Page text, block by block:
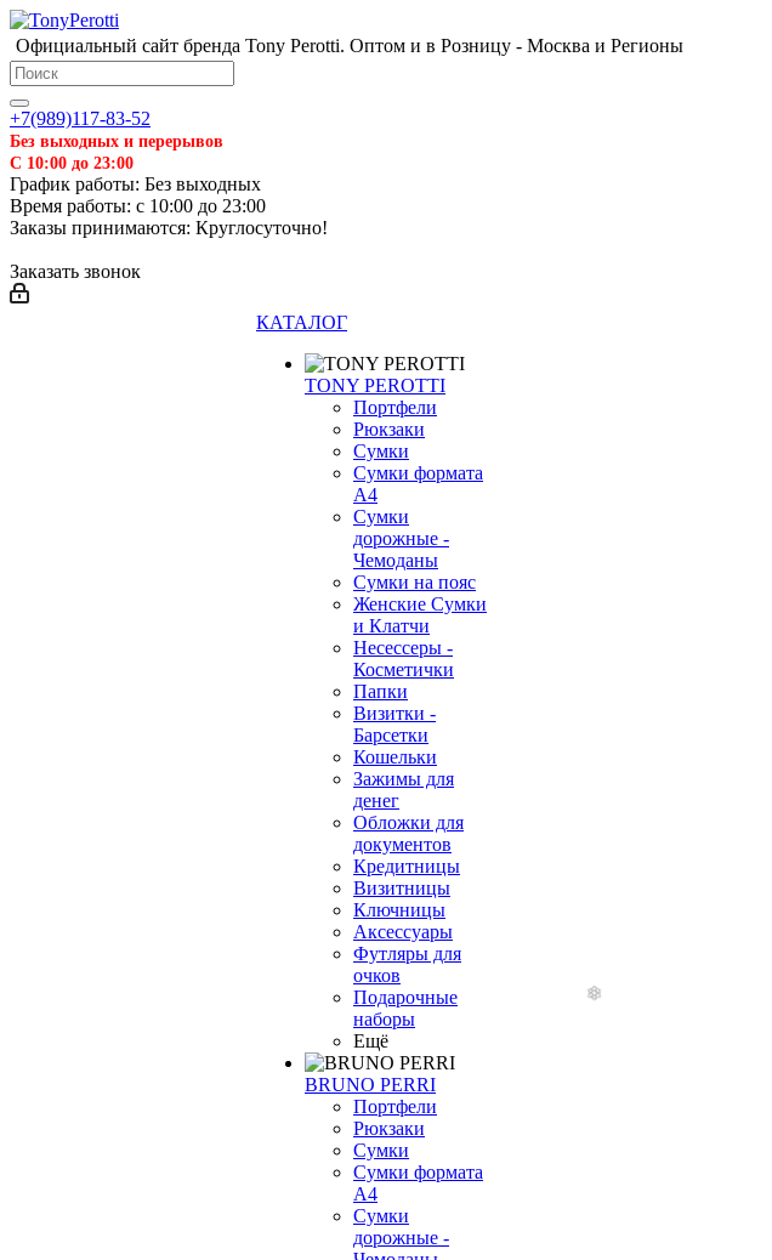
Официальный сайт бренда Tony Perotti. Оптом и в Розницу - Москва и Регионы
+7(989)117-83-52
Без выходных и перерывов
С 10:00 до 23:00
График работы: Без выходных
Время работы: с 10:00 до 23:00
Заказы принимаются: Круглосуточно!
Заказать звонок
КАТАЛОГ
TONY PEROTTI
Портфели
Рюкзаки
Сумки
Сумки формата
А4
Сумки
дорожные -
Чемоданы
Сумки на пояс
Женские Сумки
и Клатчи
Несессеры -
Косметички
Папки
Визитки -
Барсетки
Кошельки
Зажимы для
денег
Обложки для
документов
Кредитницы
Визитницы
Ключницы
Аксессуары
Футляры для
очков
Подарочные
наборы
Ещё
BRUNO PERRI
Портфели
Рюкзаки
Сумки
Сумки формата
А4
Сумки
дорожные -